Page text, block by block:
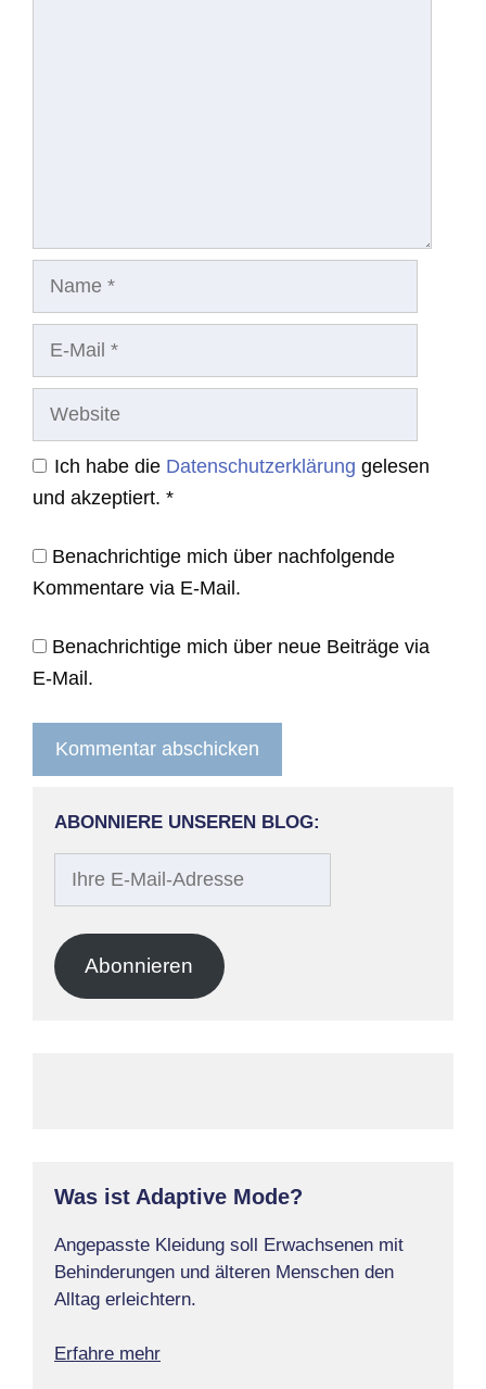
Ich habe die Datenschutzerklärung gelesen
und akzeptiert. *
Benachrichtige mich über nachfolgende
Kommentare via E-Mail.
Benachrichtige mich über neue Beiträge via
E-Mail.
ABONNIERE UNSEREN BLOG:
Adresse
Abonnieren
Was ist Adaptive Mode?
Angepasste Kleidung soll Erwachsenen mit
Behinderungen und älteren Menschen den
Alltag erleichtern.
Erfahre mehr